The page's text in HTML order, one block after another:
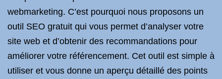
webmarketing. C’est pourquoi nous proposons un
outil SEO gratuit qui vous permet d’analyser votre
site web et d’obtenir des recommandations pour
améliorer votre référencement. Cet outil est simple à
utiliser et vous donne un aperçu détaillé des points